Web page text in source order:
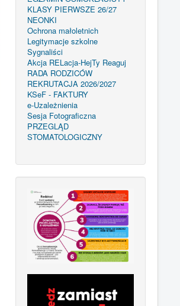
KLASY PIERWSZE 26/27
NEONKI
Ochrona małoletnich
Legitymacje szkolne
Sygnaliści
Akcja RELacja-HejTy Reaguj
RADA RODZICÓW
REKRUTACJA 2026/2027
KSeF - FAKTURY
e-Uzależnienia
Sesja Fotograficzna
PRZEGLĄD
STOMATOLOGICZNY